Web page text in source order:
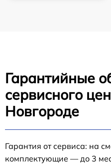
Гарантийные
сервисного
Новгороде
Гарантия от сервиса: на
комплектующие — до 3